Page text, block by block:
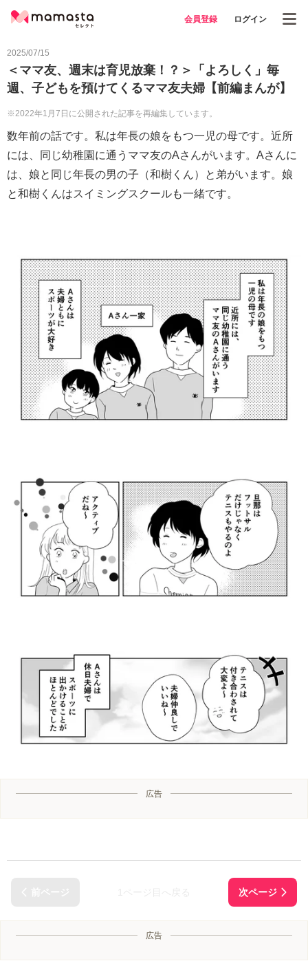
会員登録 ログイン
2025/07/15
＜ママ友、週末は育児放棄！？＞「よろしく」毎
週、子どもを預けてくるママ友夫婦【前編まんが】
※2022年1月7日に公開された記事を再編集しています。
数年前の話です。私は年長の娘をもつ一児の母です。近所
には、同じ幼稚園に通うママ友のAさんがいます。Aさんに
は、娘と同じ年長の男の子（和樹くん）と弟がいます。娘
と和樹くんはスイミングスクールも一緒です。
広告
広告